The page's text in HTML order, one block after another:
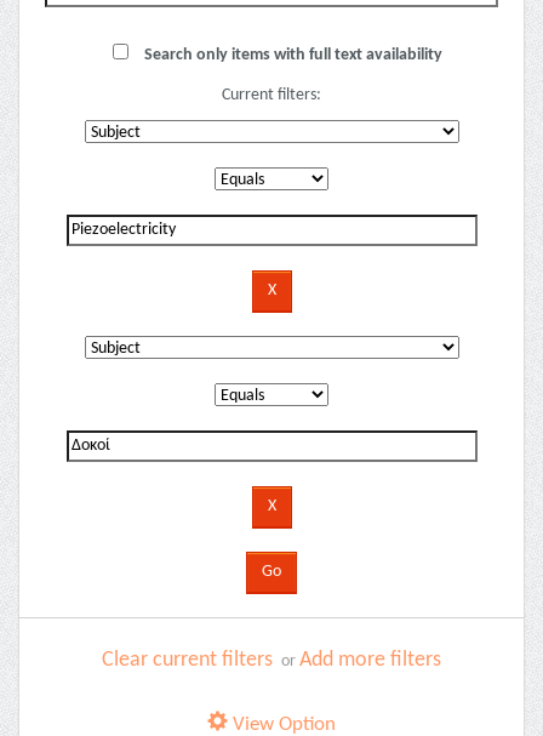
Search only items with full text availability
Current filters:
Clear current filters or Add more filters
View Option